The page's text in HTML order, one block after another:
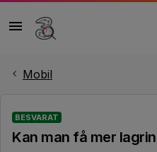
Mobil
BESVARAT
Kan man få mer